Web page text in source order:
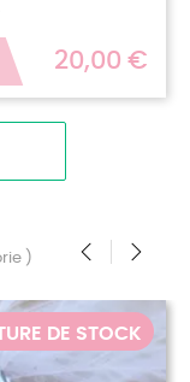
20,00 €
)
‹ ›